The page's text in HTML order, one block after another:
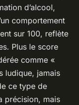
d’alcool,
comportement
sur 100, reflète
Plus le score
comme «
ludique, jamais
ce type de
précision, mais